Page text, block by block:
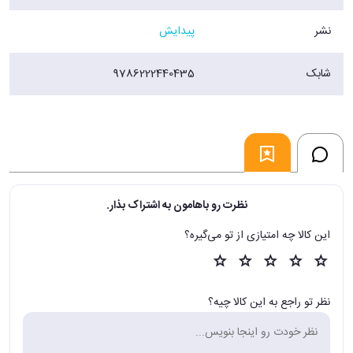
نشر پیدایش
شابک 9786222440435
نظرت رو باهامون به اشتراک بذار.
این کالا چه امتیازی از تو می‌گیره؟
نظر تو راجع به این کالا چیه؟